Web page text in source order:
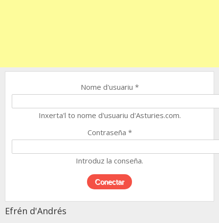
Nome d'usuariu *
Inxerta'l to nome d'usuariu d'Asturies.com.
Contraseña *
Introduz la conseña.
Efrén d'Andrés